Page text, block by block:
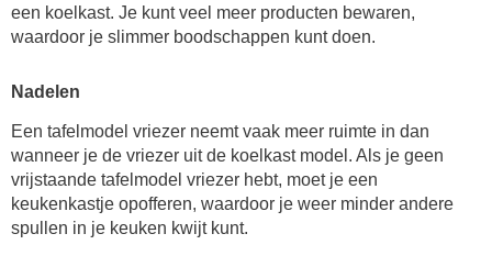
een koelkast. Je kunt veel meer producten bewaren,
waardoor je slimmer boodschappen kunt doen.
Nadelen
Een tafelmodel vriezer neemt vaak meer ruimte in dan
wanneer je de vriezer uit de koelkast model. Als je geen
vrijstaande tafelmodel vriezer hebt, moet je een
keukenkastje opofferen, waardoor je weer minder andere
spullen in je keuken kwijt kunt.